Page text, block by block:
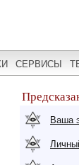
СЕРВИСЫ
Ваша